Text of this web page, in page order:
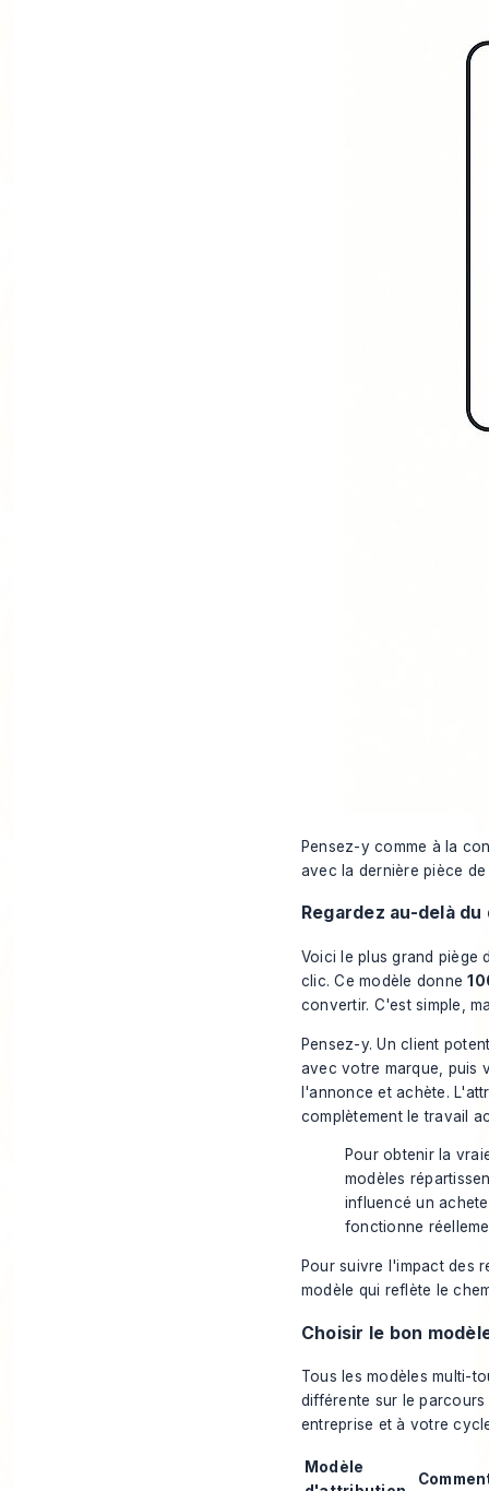
Pensez-y comme à la
avec la dernière pièce
Regardez au-delà
Voici le plus grand piège
clic. Ce modèle donne
convertir. C'est simple,
Pensez-y. Un client
avec votre marque, puis
l'annonce et achète.
complètement le travail
Pour obtenir la
modèles
influencé un
fonctionne
Poursuivre l'impact des
modèle qui reflète le
Choisir le bon
Tous les modèles multi-
différente sur le
entreprise et à votre
Modèle